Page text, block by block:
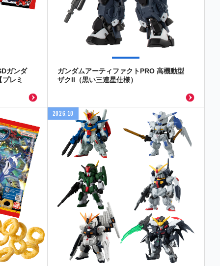
ガンダ
レミ
ガンダムアーティファクトPRO 高機動型
ザクII（黒い三連星仕様）
2026.10